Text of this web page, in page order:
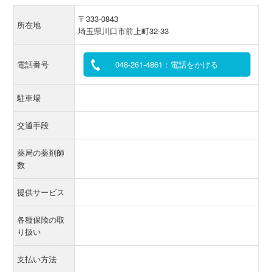
所在地
〒333-0843
埼玉県川口市前上町32-33
電話番号 048-261-4861：電話をかける
駐車場
交通手段
薬局の薬剤師
数
提供サービス
各種保険の取
り扱い
支払い方法